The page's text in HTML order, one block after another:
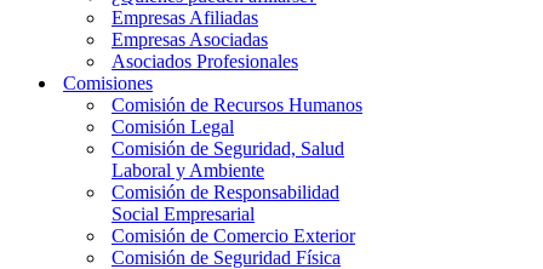
Empresas Afiliadas
Empresas Asociadas
Asociados Profesionales
Comisiones
Comisión de Recursos Humanos
Comisión Legal
Comisión de Seguridad, Salud
Laboral y Ambiente
Comisión de Responsabilidad
Social Empresarial
Comisión de Comercio Exterior
Comisión de Seguridad Física